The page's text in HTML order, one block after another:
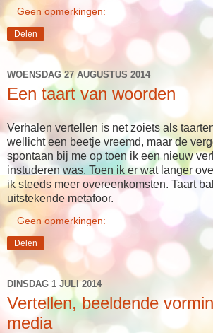
Geen opmerkingen:
Delen
WOENSDAG 27 AUGUSTUS 2014
Een taart van woorden
Verhalen vertellen is net zoiets als
wellicht een beetje vreemd, maar de
spontaan bij me op toen ik een nieuw
instuderen was. Toen ik er wat langer
ik steeds meer overeenkomsten. Taart
uitstekende metafoor.
Geen opmerkingen:
Delen
DINSDAG 1 JULI 2014
Vertellen, beeldende
media